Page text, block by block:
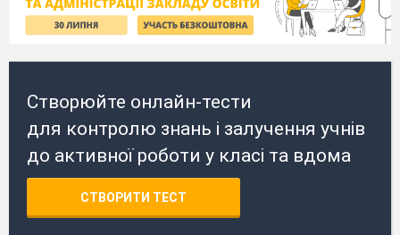
Створюйте онлайн-тести
для контролю знань і залучення учнів
до активної роботи у класі та вдома
СТВОРИТИ ТЕСТ